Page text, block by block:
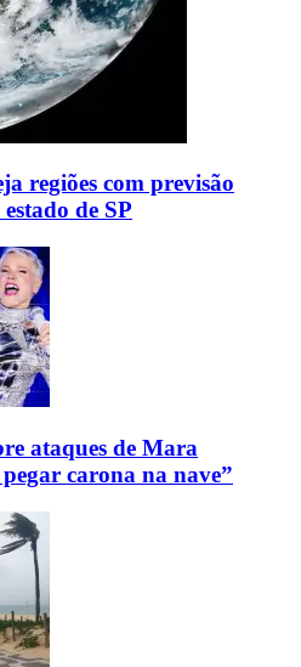
regiões com previsão
de SP
ataques de Mara
carona na nave”